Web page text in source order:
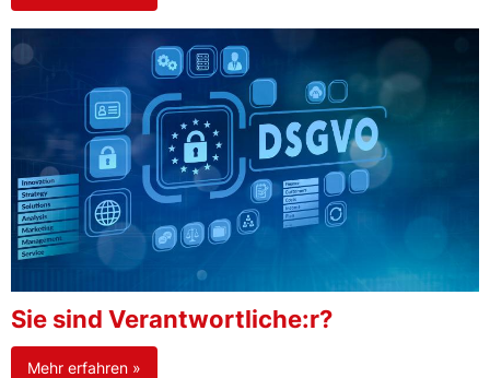
Sie sind Verantwortliche:r?
Mehr erfahren »